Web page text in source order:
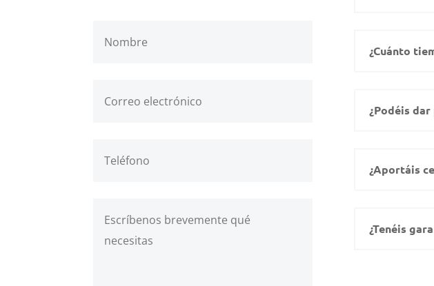
¿Cuánto
¿Podéis
¿Aportáis
¿Tenéis